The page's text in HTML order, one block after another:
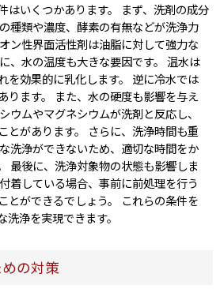
はいくつかあります。 まず、洗剤の成分
種類や濃度、酵素の有無などが洗浄力
ン性界面活性剤は油脂に対して強力な
、水の温度も大きな要因です。 温水は
を効果的に乳化します。 逆に冷水では
ります。 また、水の硬度も影響を与え
ウムやマグネシウムが洗剤と反応し、
とがあります。 さらに、洗浄時間も重
洗浄ができないため、適切な時間をか
最後に、洗浄対象物の状態も影響しま
着している場合、事前に前処理を行う
とができるでしょう。 これらの条件を
浄を実現できます。
の対策